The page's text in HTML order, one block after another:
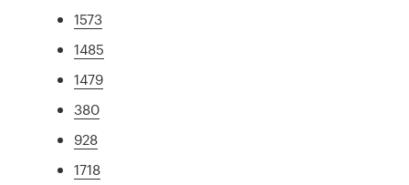
1573
1485
1479
380
928
1718